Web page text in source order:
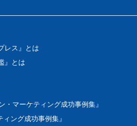
レス』とは
』とは
・マーケティング成功事例集』
ィング成功事例集』